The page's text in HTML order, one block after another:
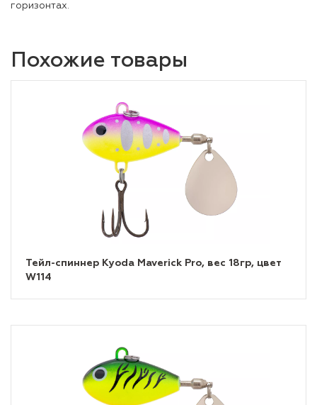
горизонтах.
Похожие товары
Тейл-спиннер Kyoda Maverick Pro, вес 18гр, цвет
W114